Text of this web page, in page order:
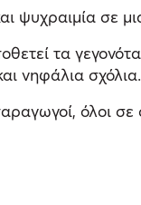
ψυχραιμία σε
τα
νηφάλια σχόλια.
όλοι σε